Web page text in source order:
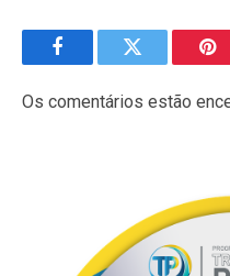
FacebookTwitter
Os comentários estão